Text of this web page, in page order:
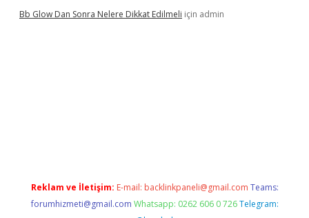
Bb Glow Dan Sonra Nelere Dikkat Edilmeli için admin
Reklam ve İletişim: E-mail: backlinkpaneli@gmail.com Teams:
forumhizmeti@gmail.com Whatsapp: 0262 606 0 726 Telegram: